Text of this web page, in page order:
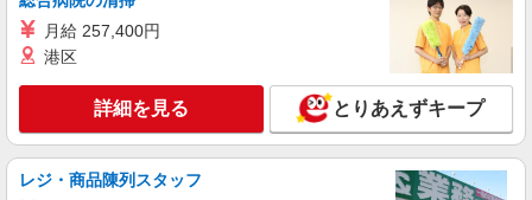
チャームスイート調布 （東京都調布市小島町
キープ 詳細を見る
アルバイト パート
そんぽの家 調布多摩川
NEW
調理補助スタッフ
月給 257,400円
港区
詳細を見る とりあえずキープ
レジ・商品陳列スタッフ